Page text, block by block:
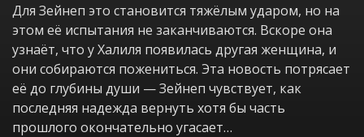
Для Зейнеп это становится тяжёлым ударом, но на
этом её испытания не заканчиваются. Вскоре она
узнаёт, что у Халиля появилась другая женщина, и
они собираются пожениться. Эта новость потрясает
её до глубины души — Зейнеп чувствует, как
последняя надежда вернуть хотя бы часть
прошлого окончательно угасает…